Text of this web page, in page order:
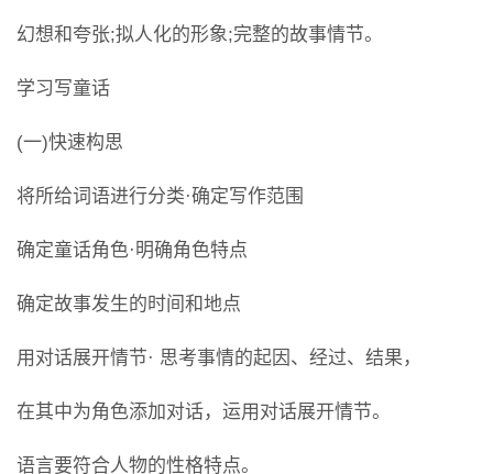
幻想和夸张;拟人化的形象;完整的故事情节。
学习写童话
(一)快速构思
将所给词语进行分类·确定写作范围
确定童话角色·明确角色特点
确定故事发生的时间和地点
用对话展开情节· 思考事情的起因、经过、结果，
在其中为角色添加对话，运用对话展开情节。
语言要符合人物的性格特点。